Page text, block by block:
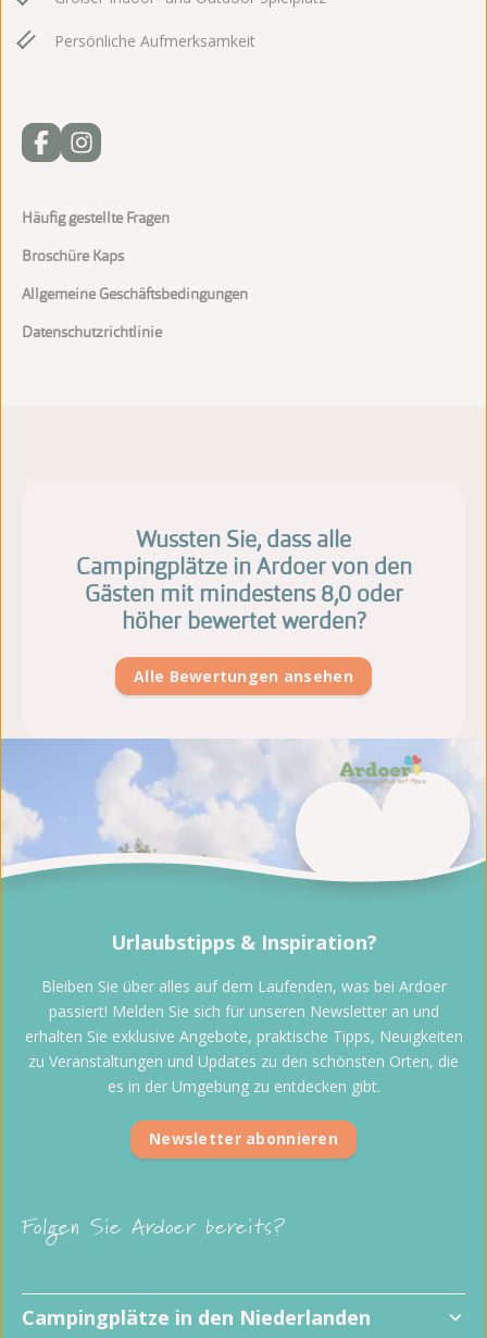
Persönliche Aufmerksamkeit
Häufig gestellte Fragen
Broschüre Kaps
Allgemeine Geschäftsbedingungen
Datenschutzrichtlinie
Wussten Sie, dass alle
Campingplätze in Ardoer von den
Gästen mit mindestens 8,0 oder
höher bewertet werden?
Alle Bewertungen ansehen
Folgen Sie Ardoer bereits?
Campingplätze in den Niederlanden
Urlaubstipps & Inspiration?
Bleiben Sie über alles auf dem Laufenden, was bei Ardoer
passiert! Melden Sie sich für unseren Newsletter an und
erhalten Sie exklusive Angebote, praktische Tipps, Neuigkeiten
zu Veranstaltungen und Updates zu den schönsten Orten, die
es in der Umgebung zu entdecken gibt.
Newsletter abonnieren